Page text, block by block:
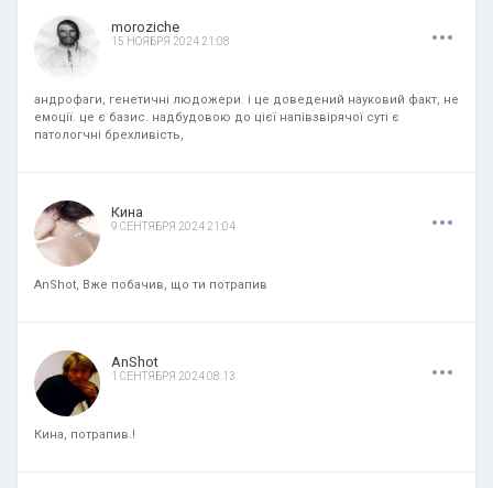
moroziche
15 НОЯБРЯ 2024 21:08 ...
андрофаги, генетичні людожери. і це доведений науковий факт, не
емоції. це є базис. надбудовою до цієї напівзвірячої суті є
патологчні брехливість,
Кина
9 СЕНТЯБРЯ 2024 21:04 ...
AnShot, Вже побачив, що ти потрапив
AnShot
1 СЕНТЯБРЯ 2024 08:13 ...
Кина, потрапив.!